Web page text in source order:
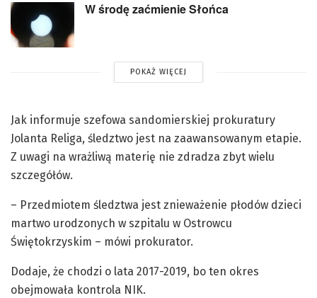
W środę zaćmienie Słońca
POKAŻ WIĘCEJ
Jak informuje szefowa sandomierskiej prokuratury
Jolanta Religa, śledztwo jest na zaawansowanym etapie.
Z uwagi na wrażliwą materię nie zdradza zbyt wielu
szczegółów.
– Przedmiotem śledztwa jest znieważenie płodów dzieci
martwo urodzonych w szpitalu w Ostrowcu
Świętokrzyskim – mówi prokurator.
Dodaje, że chodzi o lata 2017-2019, bo ten okres
obejmowała kontrola NIK.